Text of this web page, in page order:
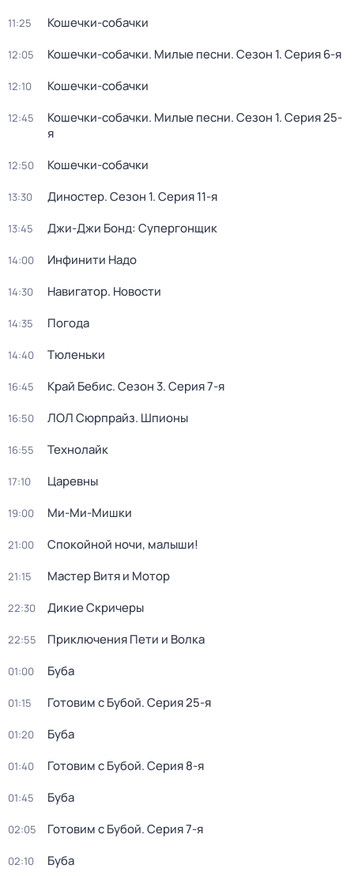
11:25 Кошечки-собачки
12:05 Кошечки-собачки. Милые песни. Сезон 1. Серия 6-я
12:10 Кошечки-собачки
12:45 Кошечки-собачки. Милые песни. Сезон 1. Серия 25-
я
12:50 Кошечки-собачки
13:30 Диностер. Сезон 1. Серия 11-я
13:45 Джи-Джи Бонд: Супергонщик
14:00 Инфинити Надо
14:30 Навигатор. Новости
14:35 Погода
14:40 Тюленьки
16:45 Край Бебис. Сезон 3. Серия 7-я
16:50 ЛОЛ Сюрпрайз. Шпионы
16:55 Технолайк
17:10 Царевны
19:00 Ми-Ми-Мишки
21:00 Спокойной ночи, малыши!
21:15 Мастер Витя и Мотор
22:30 Дикие Скричеры
22:55 Приключения Пети и Волка
01:00 Буба
01:15 Готовим с Бубой. Серия 25-я
01:20 Буба
01:40 Готовим с Бубой. Серия 8-я
01:45 Буба
02:05 Готовим с Бубой. Серия 7-я
02:10 Буба